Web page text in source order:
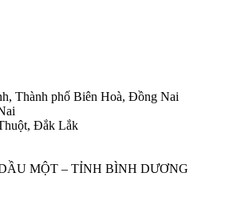
Thành phố Biên Hoà, Đồng Nai
Đắk Lắk
MỘT – TỈNH BÌNH DƯƠNG